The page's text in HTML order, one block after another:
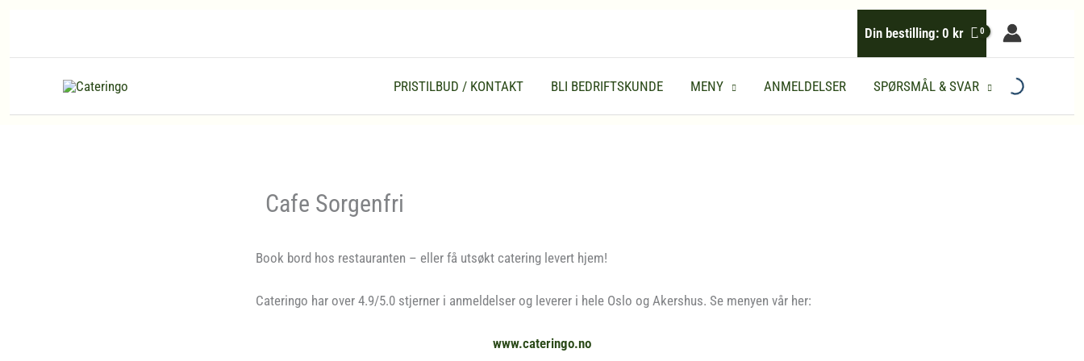
Din bestilling: 0 kr
PRISTILBUD / KONTAKT BLI BEDRIFTSKUNDE MENY ANMELDELSER SPØRSMÅL & SVAR
Cafe Sorgenfri
Book bord hos restauranten – eller få utsøkt catering levert hjem!
Cateringo har over 4.9/5.0 stjerner i anmeldelser og leverer i hele Oslo og Akershus. Se menyen vår her:
www.cateringo.no